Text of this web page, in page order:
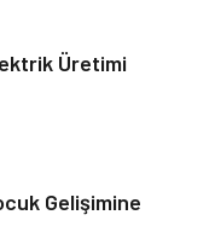
Maden
Üretimi
Gelişimine